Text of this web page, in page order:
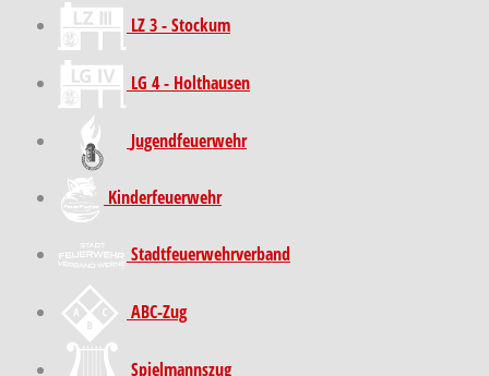
LZ 3 - Stockum
LG 4 - Holthausen
Jugendfeuerwehr
Kinder­feuer­wehr
Stadt­feuer­wehr­verband
ABC-Zug
Spielmannszug